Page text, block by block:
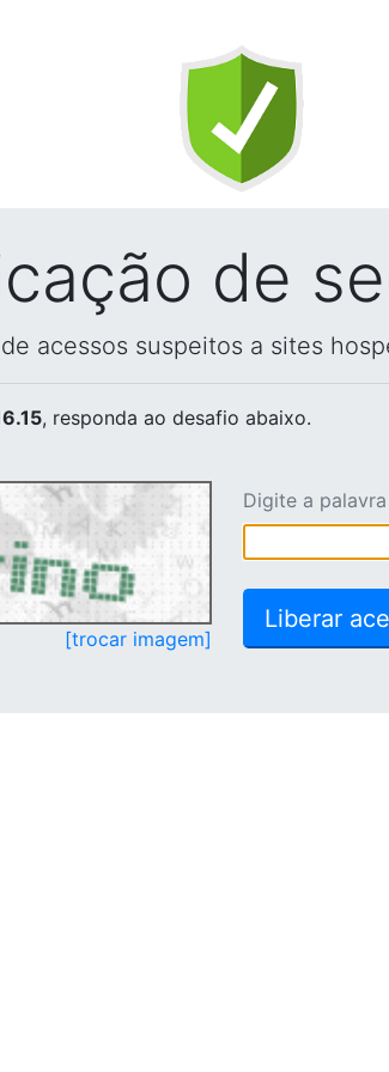
de
acessos suspeitos a sites
, responda ao desafio abaixo.
[trocar imagem]
Digite a